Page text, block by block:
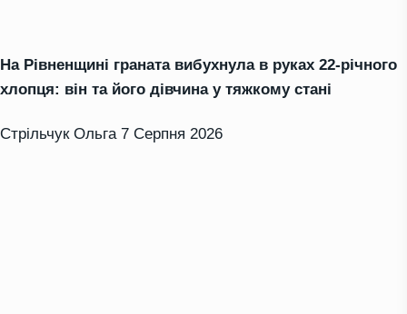
На Рівненщині граната вибухнула в руках 22-річного
хлопця: він та його дівчина у тяжкому стані
Стрільчук Ольга 7 Серпня 2026